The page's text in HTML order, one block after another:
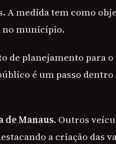
A medida tem como
no município.
de planejamento para o
é um passo dentro
Manaus. Outros
a criação das